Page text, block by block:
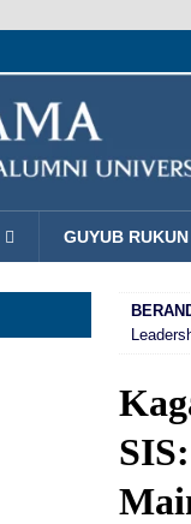
GUYUB RUKUN